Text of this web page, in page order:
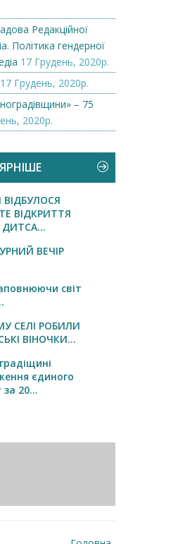
Редакційної
Політика гендерної
17 Грудень, 2020р.
17 Грудень, 2020р.
– 75
2020р.
ВІДБУЛОСЯ
ВІДКРИТТЯ
ВЕЧІР
світ
СЕЛІ РОБИЛИ
ВІНОЧКИ...
єдиного
20...